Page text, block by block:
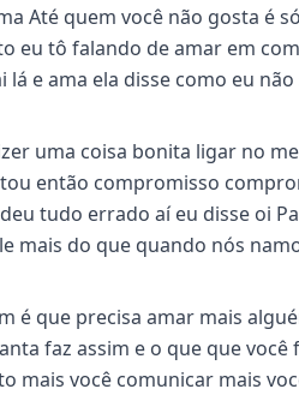
Até quem você não gosta é
eu tô falando de amar em
e ama ela disse como eu não
uma coisa bonita ligar no
então compromisso
tudo errado aí eu disse oi
mais do que quando nós
é que precisa amar mais
faz assim e o que que você
mais você comunicar mais